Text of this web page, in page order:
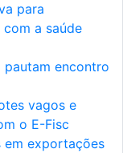
para
a saúde
pautam encontro
vagos e
o E-Fisc
em exportações